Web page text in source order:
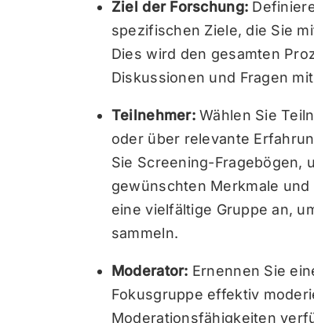
Ziel der Forschung:
spezifischen Ziele, die Sie
Dies wird den gesamten
Diskussionen und Fragen
Teilnehmer:Wählen Sie
oder über relevante
Sie Screening-Fragebögen,
gewünschten Merkmale
eine vielfältige Gruppe an,
sammeln.
Moderator: Ernennen Sie
Fokusgruppe effektiv
Moderationsfähigkeiten